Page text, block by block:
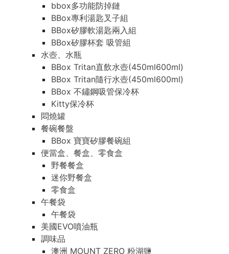
bbox多功能防掉鏈
BBox專利湯匙叉子組
BBox矽膠軟湯匙兩入組
BBox矽膠杯套 吸管組
水壺、水瓶
BBox Tritan直飲水壺(450ml600ml)
BBox Tritan隨行水壺(450ml600ml)
BBox 不鏽鋼吸管保冷杯
Kitty保冷杯
悶燒罐
餐碗餐盤
BBox 寶寶矽膠餐碗組
便當盒、餐盒、零食盒
野餐餐盒
迷你野餐盒
零食盒
午餐袋
午餐袋
美國EVO噴油瓶
調味品
澳洲 MOUNT ZERO 粉湖鹽